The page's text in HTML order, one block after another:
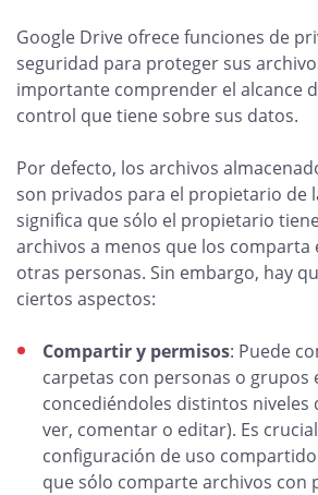
Google Drive ofrece funciones de
seguridad para proteger sus
importante comprender el alcance
control que tiene sobre sus datos.
Por defecto, los archivos
son privados para el propietario de
significa que sólo el propietario
archivos a menos que los comparta
otras personas. Sin embargo, hay
ciertos aspectos:
Compartir y permisos: Puede
carpetas con personas o grupos
concediéndoles distintos niveles
ver, comentar o editar). Es
configuración de uso
que sólo comparte archivos con